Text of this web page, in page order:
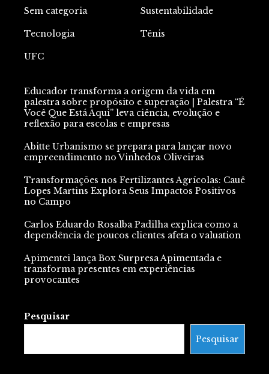
Sem categoria Sustentabilidade
Tecnologia Tênis
UFC
Educador transforma a origem da vida em
palestra sobre propósito e superação | Palestra “É
Você Que Está Aqui” leva ciência, evolução e
reflexão para escolas e empresas
Abitte Urbanismo se prepara para lançar novo
empreendimento no Vinhedos Oliveiras
Transformações nos Fertilizantes Agrícolas: Cauê
Lopes Martins Explora Seus Impactos Positivos
no Campo
Carlos Eduardo Rosalba Padilha explica como a
dependência de poucos clientes afeta o valuation
Apimentei lança Box Surpresa Apimentada e
transforma presentes em experiências
provocantes
Pesquisar
Pesquisar